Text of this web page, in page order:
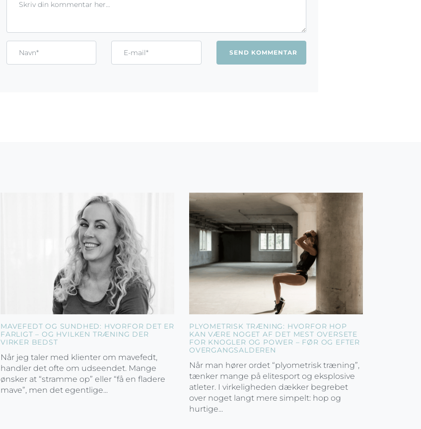
MAVEFEDT OG SUNDHED: HVORFOR DET ER
FARLIGT – OG HVILKEN TRÆNING DER
VIRKER BEDST
Når jeg taler med klienter om mavefedt,
handler det ofte om udseendet. Mange
ønsker at “stramme op” eller “få en fladere
mave”, men det egentlige...
PLYOMETRISK TRÆNING: HVORFOR HOP
KAN VÆRE NOGET AF DET MEST OVERSETE
FOR KNOGLER OG POWER – FØR OG EFTER
OVERGANGSALDEREN
Når man hører ordet “plyometrisk træning”,
tænker mange på elitesport og eksplosive
atleter. I virkeligheden dækker begrebet
over noget langt mere simpelt: hop og
hurtige...